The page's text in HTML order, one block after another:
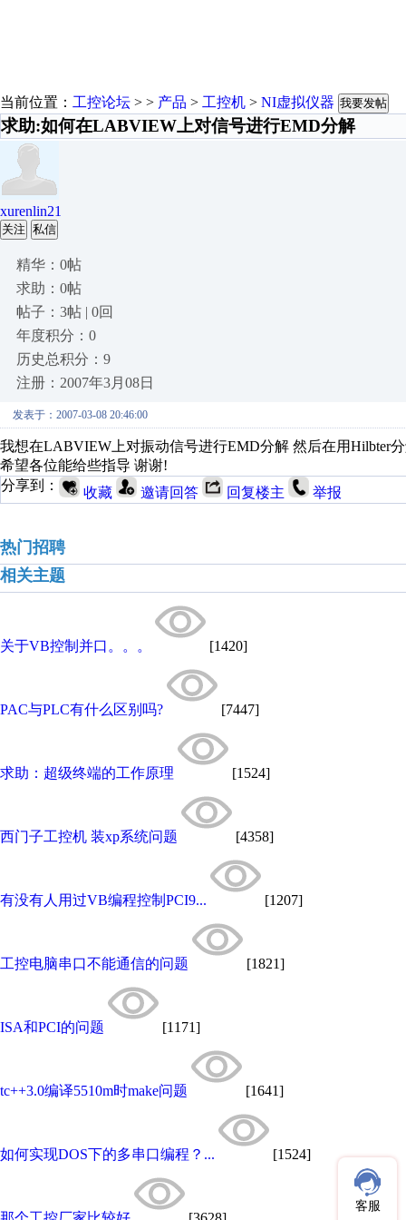
当前位置： 工控论坛 > > 产品 > 工控机 > NI虚拟仪器 我要发帖
求助:如何在LABVIEW上对信号进行EMD分解
xurenlin21
关注 私信
精华：0帖
求助：0帖
帖子：3帖 | 0回
年度积分：0
历史总积分：9
注册：2007年3月08日
发表于：2007-03-08 20:46:00
我想在LABVIEW上对振动信号进行EMD分解 然后在用Hilbter
希望各位能给些指导 谢谢!
分享到：
收藏 邀请回答 回复楼主 举报
热门招聘
相关主题
关于VB控制并口。。。 [1420]
PAC与PLC有什么区别吗? [7447]
求助：超级终端的工作原理 [1524]
西门子工控机 装xp系统问题 [4358]
有没有人用过VB编程控制PCI9... [1207]
工控电脑串口不能通信的问题 [1821]
ISA和PCI的问题 [1171]
tc++3.0编译5510m时make问题 [1641]
如何实现DOS下的多串口编程？... [1524]
客服